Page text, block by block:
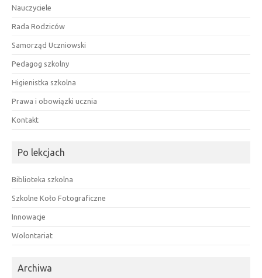
Nauczyciele
Rada Rodziców
Samorząd Uczniowski
Pedagog szkolny
Higienistka szkolna
Prawa i obowiązki ucznia
Kontakt
Po lekcjach
Biblioteka szkolna
Szkolne Koło Fotograficzne
Innowacje
Wolontariat
Archiwa